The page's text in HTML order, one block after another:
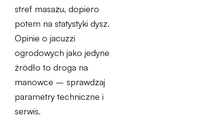
stref masażu, dopiero
potem na statystyki dysz.
Opinie o jacuzzi
ogrodowych jako jedyne
źródło to droga na
manowce – sprawdzaj
parametry techniczne i
serwis.